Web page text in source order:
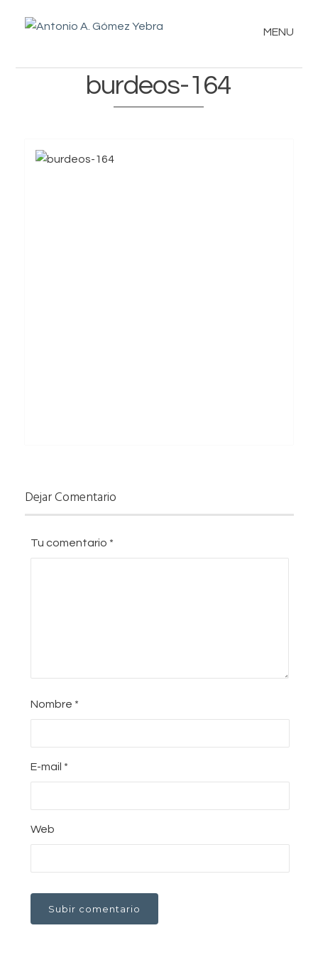
MENU
burdeos-164
Dejar Comentario
Tu comentario *
Nombre *
E-mail *
Web